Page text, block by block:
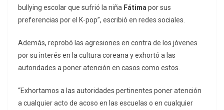
bullying escolar que sufrió la niña Fátima por sus
preferencias por el K-pop”, escribió en redes sociales.
Además, reprobó las agresiones en contra de los jóvenes
por su interés en la cultura coreana y exhortó a las
autoridades a poner atención en casos como estos.
“Exhortamos a las autoridades pertinentes poner atención
a cualquier acto de acoso en las escuelas o en cualquier